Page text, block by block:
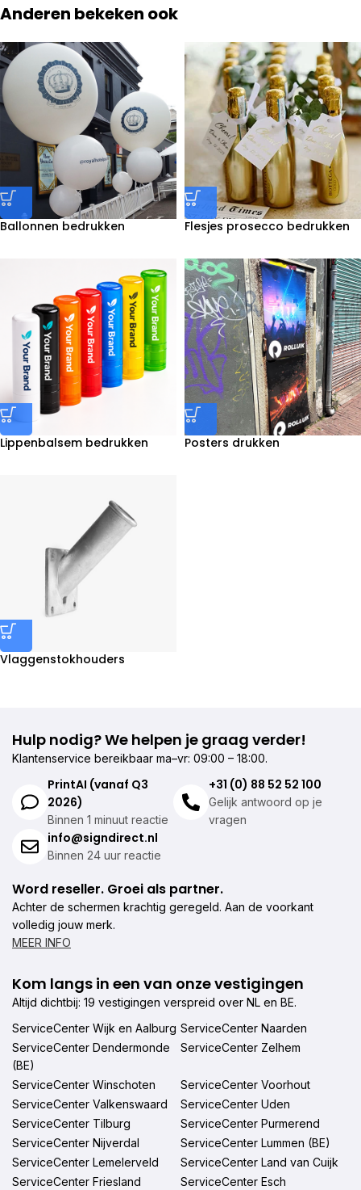
Anderen bekeken ook
Ballonnen bedrukken Flesjes prosecco bedrukken
Lippenbalsem bedrukken Posters drukken
Vlaggenstokhouders
Hulp nodig? We helpen je graag verder!
Klantenservice bereikbaar ma–vr: 09:00 – 18:00.
PrintAI (vanaf Q3
2026)
Binnen 1 minuut reactie
+31 (0) 88 52 52 100
Gelijk antwoord op je
vragen
info@signdirect.nl
Binnen 24 uur reactie
Word reseller. Groei als partner.
Achter de schermen krachtig geregeld. Aan de voorkant
volledig jouw merk.
MEER INFO
Kom langs in een van onze vestigingen
Altijd dichtbij: 19 vestigingen verspreid over NL en BE.
ServiceCenter Wijk en Aalburg ServiceCenter Naarden
ServiceCenter Dendermonde
(BE)
ServiceCenter Zelhem
ServiceCenter Winschoten
ServiceCenter Voorhout
ServiceCenter Valkenswaard
ServiceCenter Uden
ServiceCenter Tilburg
ServiceCenter Purmerend
ServiceCenter Nijverdal
ServiceCenter Lummen (BE)
ServiceCenter Lemelerveld
ServiceCenter Land van Cuijk
ServiceCenter Friesland
ServiceCenter Esch